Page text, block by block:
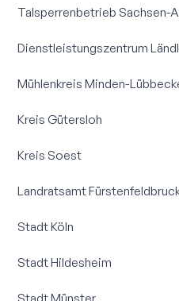
Talsperrenbetrieb Sachsen-
Dienstleistungs­zentrum
Mühlenkreis Minden-
Kreis Gütersloh
Kreis Soest
Landratsamt
Stadt Köln
Stadt Hildesheim
Stadt Münster